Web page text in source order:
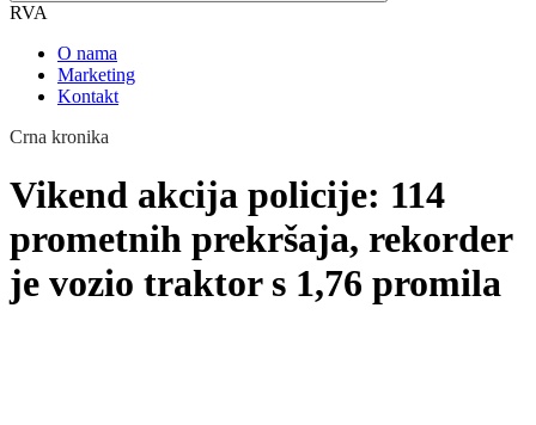
RVA
O nama
Marketing
Kontakt
Crna kronika
Vikend akcija policije: 114
prometnih prekršaja, rekorder
je vozio traktor s 1,76 promila